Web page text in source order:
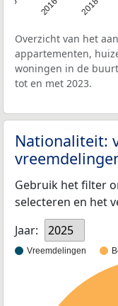
2016 2018
Overzicht van het
appartementen,
woningen in de
tot en met 2023.
Nationaliteit:
Gebruik het filter
selecteren en het
Jaar:
2025
Vreemdelingen